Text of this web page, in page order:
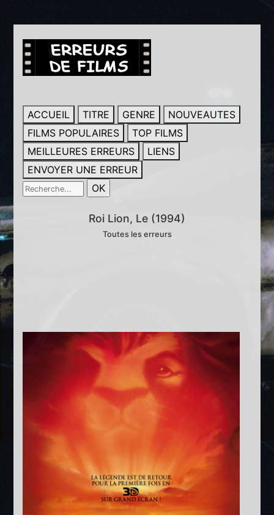
ACCUEIL TITRE GENRE
NOUVEAUTES
FILMS POPULAIRES
TOP FILMS
MEILLEURES ERREURS
LIENS
ENVOYER UNE ERREUR
Roi Lion, Le (1994)
Toutes les erreurs